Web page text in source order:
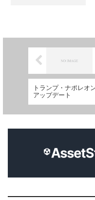
トランプ・ナポレオ
アップデート